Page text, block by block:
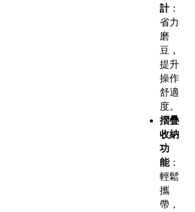
計：
省力
磨
豆，
提升
操作
舒適
度。
摺疊
收納
功
能：
輕鬆
攜
帶，